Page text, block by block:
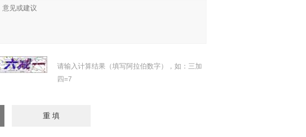
请输入计算结果（填写阿拉伯数字），如：三加
四=7